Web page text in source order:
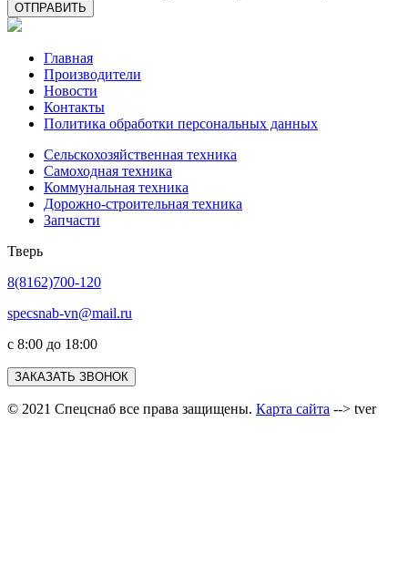
ОТПРАВИТЬ
Главная
Производители
Новости
Контакты
Политика обработки персональных данных
Сельскохозяйственная техника
Самоходная техника
Коммунальная техника
Дорожно-строительная техника
Запчасти
Тверь
8(8162)700-120
specsnab-vn@mail.ru
с 8:00 до 18:00
ЗАКАЗАТЬ ЗВОНОК
© 2021 Спецснаб все права защищены. Карта сайта --> tver